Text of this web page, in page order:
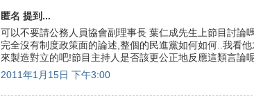
匿名 提到...
可以不要請公務人員協會副理事長 葉仁成先生上節目討論
完全沒有制度政策面的論述,整個的民進黨如何如何..我看他
來製造對立的吧!節目主持人是否該更公正地反應這類言論
2011年1月15日 下午3:00